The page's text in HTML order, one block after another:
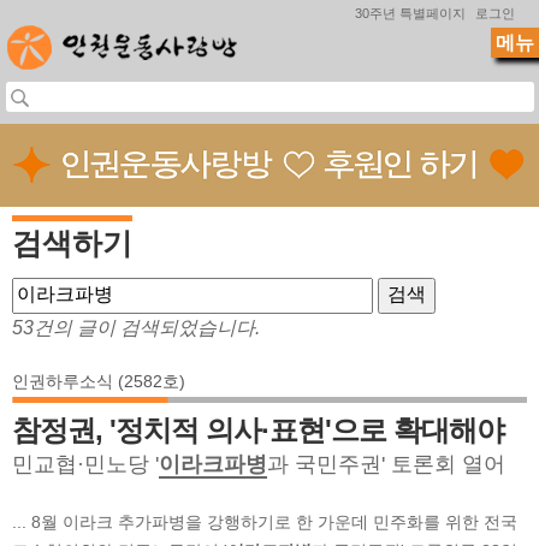
30주년 특별페이지 로그인
검색하기
53건의 글이 검색되었습니다.
인권하루소식 (2582호)
참정권, '정치적 의사·표현'으로 확대해야
민교협·민노당 '이라크파병과 국민주권' 토론회 열어
... 8월 이라크 추가파병을 강행하기로 한 가운데 민주화를 위한 전국
메뉴